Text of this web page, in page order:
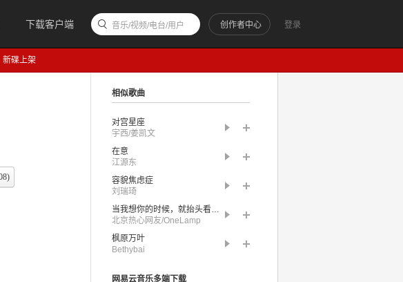
下载客户端 登录
创作者中心
音乐/视频/电台/用户
新碟上架